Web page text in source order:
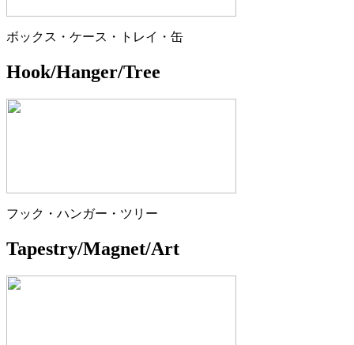
ボックス・ケース・トレイ・缶
Hook/Hanger/Tree
フック・ハンガー・ツリー
Tapestry/Magnet/Art